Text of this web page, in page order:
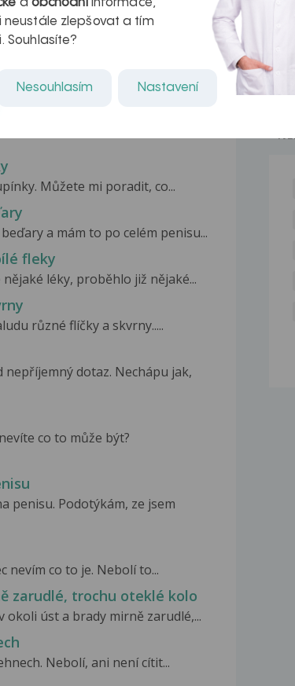
kteří ji...
Můžete mi poradit, co...
a mám to po celém penisu...
fleky
léky, proběhlo již nějaké...
různé flíčky a skvrny.....
dotaz. Nechápu jak,
co to může být?
penisu. Podotýkám, ze jsem
nevím co to je. Nebolí to...
zarudlé, trochu oteklé kolo
úst a brady mirně zarudlé,...
Nebolí, ani není cítit...
a obchodníinformace,
neustále zlepšovat a tím
Souhlasíte?
Nesouhlasím Nastavení